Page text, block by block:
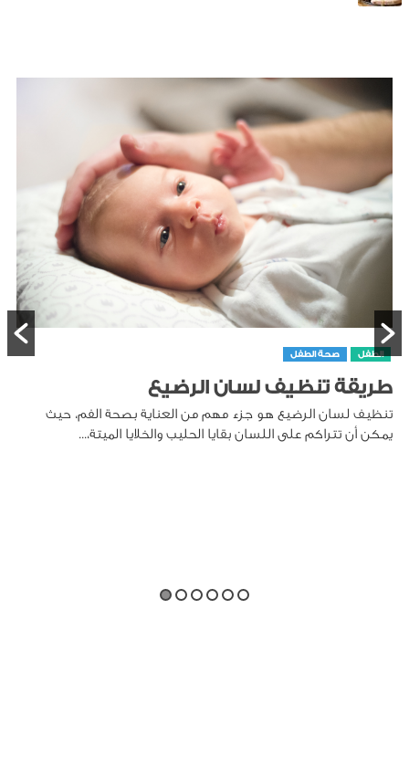
الطفل صحة الطفل
طريقة تنظيف لسان الرضيع
تنظيف لسان الرضيع هو جزء مهم من العناية بصحة الفم، حيث
يمكن أن تتراكم على اللسان بقايا الحليب والخلايا الميتة،...